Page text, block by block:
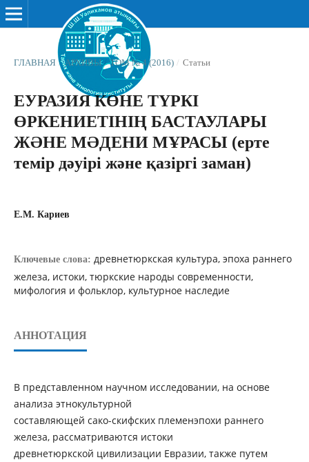
ГЛАВНАЯ / АРХИВЫ / ТОМ № 4 (2016) / Статьи
ЕУРАЗИЯ КӨНЕ ТҮРКІ
ӨРКЕНИЕТІНІҢ БАСТАУЛАРЫ
ЖƏНЕ МƏДЕНИ МҰРАСЫ (ерте
темір дәуірі және қазіргі заман)
Е.М. Кариев
Ключевые слова: древнетюркская культура, эпоха раннего
железа, истоки, тюркские народы современности,
мифология и фольклор, культурное наследие
АННОТАЦИЯ
В представленном научном исследовании, на основе
анализа этнокультурной
составляющей сако-скифских племенэпохи раннего
железа, рассматриваются истоки
древнетюркской цивилизации Евразии, также путем